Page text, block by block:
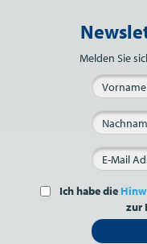
Bitte nicht ausfüllen.
Melden Sie
Ich habe die
zur